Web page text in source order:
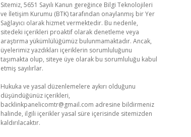
Sitemiz, 5651 Sayılı Kanun gereğince Bilgi Teknolojileri
ve İletişim Kurumu (BTK) tarafından onaylanmış bir Yer
Sağlayıcı olarak hizmet vermektedir. Bu nedenle,
sitedeki içerikleri proaktif olarak denetleme veya
araştırma yükümlülüğümüz bulunmamaktadır. Ancak,
üyelerimiz yazdıkları içeriklerin sorumluluğunu
taşımakta olup, siteye üye olarak bu sorumluluğu kabul
etmiş sayılırlar.
Hukuka ve yasal düzenlemelere aykırı olduğunu
düşündüğünüz içerikleri,
backlinkpanelicomtr@gmail.com adresine bildirmeniz
halinde, ilgili içerikler yasal süre içerisinde sitemizden
kaldırılacaktır.